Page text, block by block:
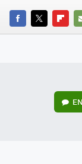
FACEBOOK
TWITTER